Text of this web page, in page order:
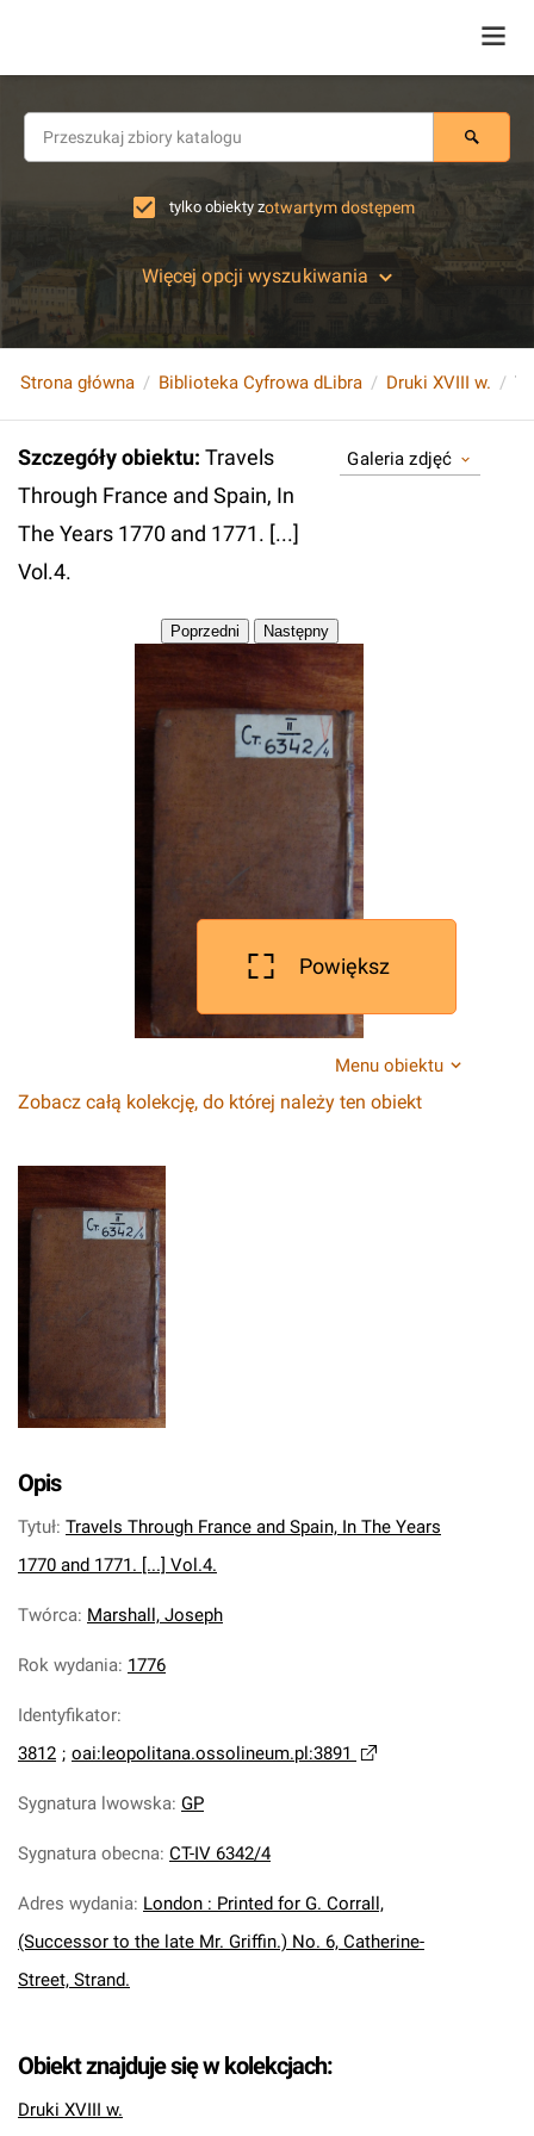
tylko obiekty zotwartym dostępem
Więcej opcji wyszukiwania
Strona główna Biblioteka Cyfrowa dLibra Druki XVIII w.
Szczegóły obiektu: Travels
Through France and Spain, In
The Years 1770 and 1771. [...]
Vol.4.
Galeria zdjęć
Powiększ
Menu obiektu
Zobacz całą kolekcję, do której należy ten obiekt
Opis
Tytuł: Travels Through France and Spain, In The Years
1770 and 1771. [...] Vol.4.
Twórca: Marshall, Joseph
Rok wydania: 1776
Identyfikator:
3812 ; oai:leopolitana.ossolineum.pl:3891
Sygnatura lwowska: GP
Sygnatura obecna: CT-IV 6342/4
Adres wydania: London : Printed for G. Corrall,
(Successor to the late Mr. Griffin.) No. 6, Catherine-
Street, Strand.
Obiekt znajduje się w kolekcjach:
Druki XVIII w.